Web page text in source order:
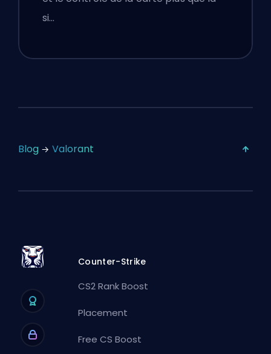
si…
Blog Valorant
Counter-Strike
CS2 Rank Boost
Placement
Free CS Boost